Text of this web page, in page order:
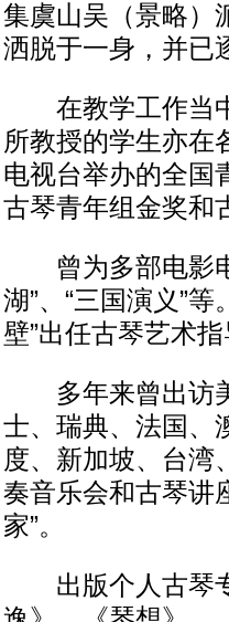
集虞山吴（景略）
洒脱于一身，并已
在教学工作当中
所教授的学生亦在
电视台举办的全国
古琴青年组金奖和
曾为多部电影电
湖”、“三国演义”
壁”出任古琴艺术
多年来曾出访美
士、瑞典、法国、
度、新加坡、台湾
奏音乐会和古琴讲
家”。
出版个人古琴专